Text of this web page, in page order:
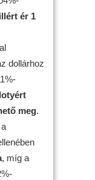
ér 1
dollárhoz
meg.
, míg a